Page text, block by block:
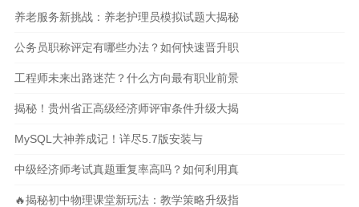
养老服务新挑战：养老护理员模拟试题大揭秘
公务员职称评定有哪些办法？如何快速晋升职
工程师未来出路迷茫？什么方向最有职业前景
揭秘！贵州省正高级经济师评审条件升级大揭
MySQL大神养成记！详尽5.7版安装与
中级经济师考试真题重复率高吗？如何利用真
🔥揭秘初中物理课堂新玩法：教学策略升级指